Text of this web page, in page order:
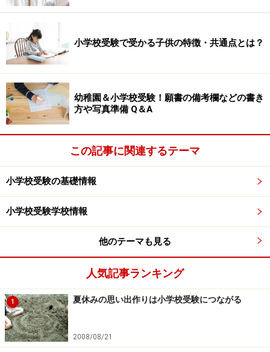
小学校受験で受かる子供の特徴・共通点とは？
幼稚園＆小学校受験！願書の備考欄などの書き
方や写真準備 Q＆A
この記事に関連するテーマ
小学校受験の基礎情報
小学校受験学校情報
他のテーマも見る
人気記事ランキング
1 夏休みの思い出作りは小学校受験につながる
2008/08/21